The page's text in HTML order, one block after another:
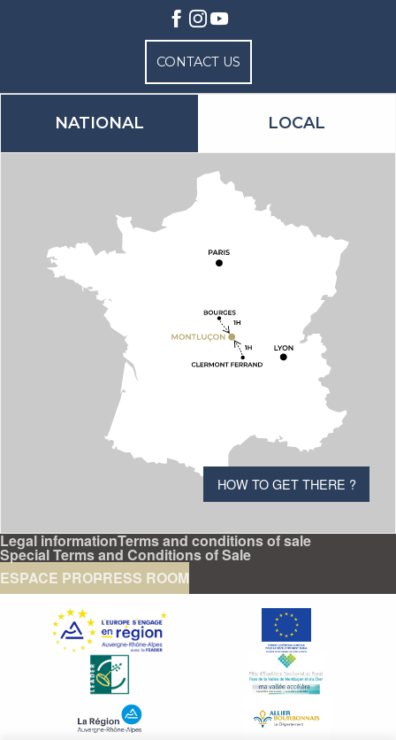
CONTACT US
NATIONAL LOCAL
HOW TO GET THERE ?
Legal informationTerms and conditions of sale
Special Terms and Conditions of Sale
ESPACE PROPRESS ROOM